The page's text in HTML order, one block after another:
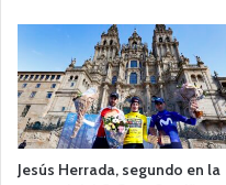
Jesús Herrada, segundo en la